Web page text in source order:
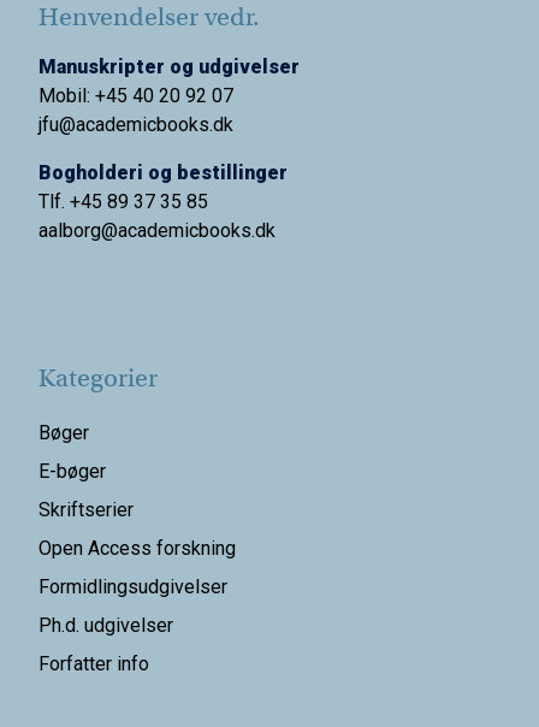
Henvendelser vedr.
Manuskripter og udgivelser
Mobil: +45 40 20 92 07
jfu@academicbooks.dk
Bogholderi og bestillinger
Tlf. +45 89 37 35 85
aalborg@academicbooks.dk
Kategorier
Bøger
E-bøger
Skriftserier
Open Access forskning
Formidlingsudgivelser
Ph.d. udgivelser
Forfatter info